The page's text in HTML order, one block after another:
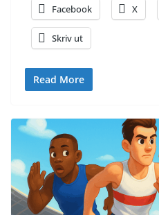
Facebook X
Skriv ut
Read More